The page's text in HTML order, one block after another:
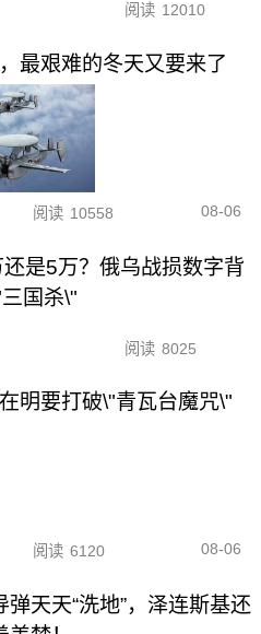
阅读 12010
最艰难的冬天又要来了
阅读 10558 08-06
是5万？俄乌战损数字背
国杀\"
阅读 8025
明要打破\"青瓦台魔咒\"
阅读 6120 08-06
弹天天“洗地”，泽连斯基还